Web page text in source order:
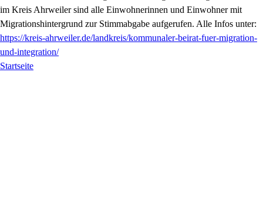
im Kreis Ahrweiler sind alle Einwohnerinnen und Einwohner mit
Migrationshintergrund zur Stimmabgabe aufgerufen. Alle Infos unter:
https://kreis-ahrweiler.de/landkreis/kommunaler-beirat-fuer-migration-
und-integration/
Startseite